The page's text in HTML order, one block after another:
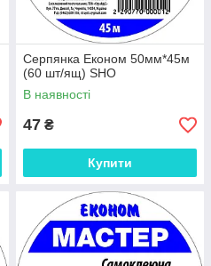
Серпянка Економ 50мм*45м
(60 шт/ящ) SHO
В наявності
47 ₴
Купити